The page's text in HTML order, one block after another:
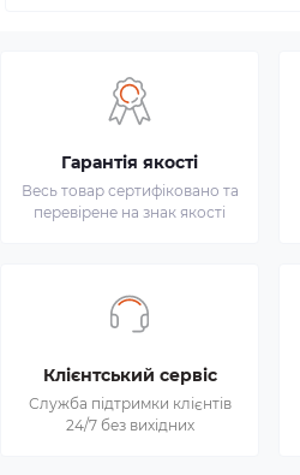
Гарантія якості
Весь товар сертифіковано та
перевірене на знак якості
Клієнтський сервіс
Служба підтримки клієнтів
24/7 без вихідних